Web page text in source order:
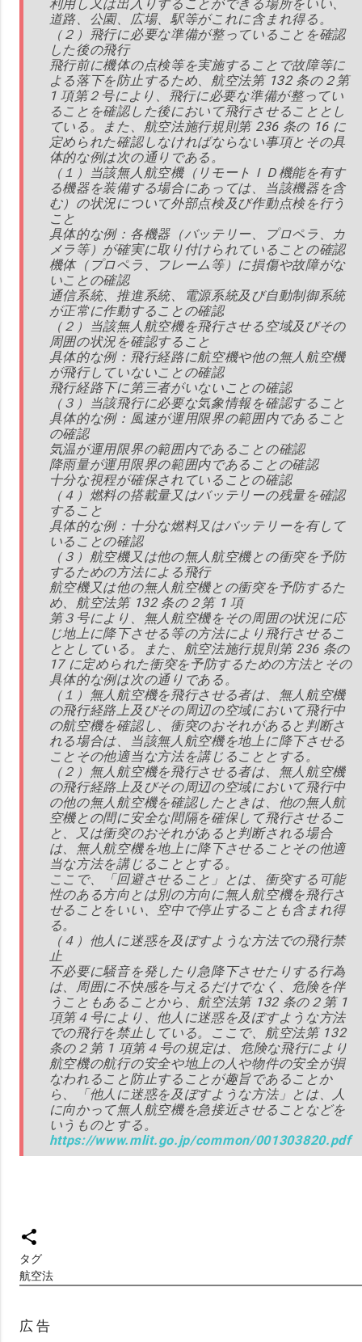
利用し又は出入りすることができる場所をいい、
道路、公園、広場、駅等がこれに含まれ得る。
（２）飛行に必要な準備が整っていることを確認
した後の飛行
飛行前に機体の点検等を実施することで故障等に
よる落下を防止するため、航空法第 132 条の２第
1 項第２号により、飛行に必要な準備が整ってい
ることを確認した後において飛行させることとし
ている。また、航空法施行規則第 236 条の 16 に
定められた確認しなければならない事項とその具
体的な例は次の通りである。
（１）当該無人航空機（リモートＩＤ機能を有す
る機器を装備する場合にあっては、当該機器を含
む）の状況について外部点検及び作動点検を行う
こと
具体的な例：各機器（バッテリー、プロペラ、カ
メラ等）が確実に取り付けられていることの確認
機体（プロペラ、フレーム等）に損傷や故障がな
いことの確認
通信系統、推進系統、電源系統及び自動制御系統
が正常に作動することの確認
（２）当該無人航空機を飛行させる空域及びその
周囲の状況を確認すること
具体的な例：飛行経路に航空機や他の無人航空機
が飛行していないことの確認
飛行経路下に第三者がいないことの確認
（３）当該飛行に必要な気象情報を確認すること
具体的な例：風速が運用限界の範囲内であること
の確認
気温が運用限界の範囲内であることの確認
降雨量が運用限界の範囲内であることの確認
十分な視程が確保されていることの確認
（４）燃料の搭載量又はバッテリーの残量を確認
すること
具体的な例：十分な燃料又はバッテリーを有して
いることの確認
（３）航空機又は他の無人航空機との衝突を予防
するための方法による飛行
航空機又は他の無人航空機との衝突を予防するた
め、航空法第 132 条の２第 1 項
第３号により、無人航空機をその周囲の状況に応
じ地上に降下させる等の方法により飛行させるこ
ととしている。また、航空法施行規則第 236 条の
17 に定められた衝突を予防するための方法とその
具体的な例は次の通りである。
（１）無人航空機を飛行させる者は、無人航空機
の飛行経路上及びその周辺の空域において飛行中
の航空機を確認し、衝突のおそれがあると判断さ
れる場合は、当該無人航空機を地上に降下させる
ことその他適当な方法を講じることとする。
（２）無人航空機を飛行させる者は、無人航空機
の飛行経路上及びその周辺の空域において飛行中
の他の無人航空機を確認したときは、他の無人航
空機との間に安全な間隔を確保して飛行させるこ
と、又は衝突のおそれがあると判断される場合
は、無人航空機を地上に降下させることその他適
当な方法を講じることとする。
ここで、「回避させること」とは、衝突する可能
性のある方向とは別の方向に無人航空機を飛行さ
せることをいい、空中で停止することも含まれ得
る。
（４）他人に迷惑を及ぼすような方法での飛行禁
止
不必要に騒音を発したり急降下させたりする行為
は、周囲に不快感を与えるだけでなく、危険を伴
うこともあることから、航空法第 132 条の２第 1
項第４号により、他人に迷惑を及ぼすような方法
での飛行を禁止している。ここで、航空法第 132
条の２第 1 項第４号の規定は、危険な飛行により
航空機の航行の安全や地上の人や物件の安全が損
なわれること防止することが趣旨であることか
ら、「他人に迷惑を及ぼすような方法」とは、人
に向かって無人航空機を急接近させることなどを
いうものとする。
https://www.mlit.go.jp/common/001303820.pdf
タグ
航空法
広 告